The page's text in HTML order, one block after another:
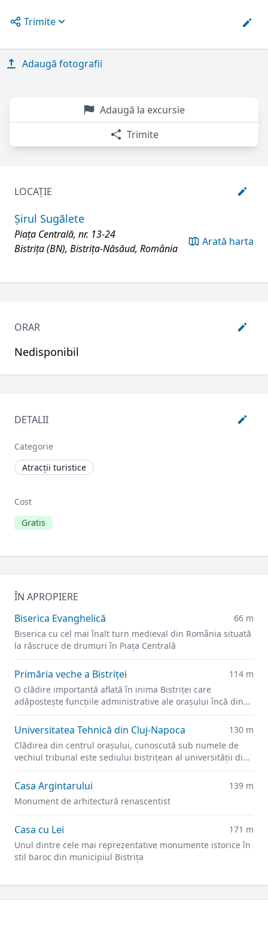
Open options
Trimite
Adaugă fotografii
Adaugă la excursie
Trimite
LOCAȚIE
Șirul Sugălete
Piața Centrală, nr. 13-24
Bistrița (BN), Bistrița-Năsăud, România
Arată harta
ORAR
Nedisponibil
DETALII
Categorie
Atracții turistice
Cost
Gratis
ÎN APROPIERE
Biserica Evanghelică
66 m
Biserica cu cel mai înalt turn medieval din România situată
la răscruce de drumuri în Piața Centrală
Primăria veche a Bistriței
114 m
O clădire importantă aflată în inima Bistriței care
adăpostește funcțiile administrative ale orașului încă din
secolul XIV.
Universitatea Tehnică din Cluj-Napoca
130 m
Clădirea din centrul orașului, cunoscută sub numele de
vechiul tribunal este sediului bistrițean al universității din
2021.
Casa Argintarului
139 m
Monument de arhitectură renascentist
Casa cu Lei
171 m
Unul dintre cele mai reprezentative monumente istorice în
stil baroc din municipiul Bistrița